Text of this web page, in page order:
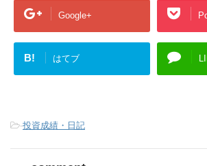
Google+
B! はてブ
-投資成績・日記